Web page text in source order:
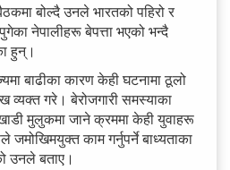
बोल्दै उनले भारतको पहिरो र
पुगेका नेपालीहरू बेपत्ता भएको भन्दै
हुन्।
बाढीका कारण केही घटनामा ठूलो
व्यक्त गरे। बेरोजगारी समस्याका
मुलुकमा जाने क्रममा केही युवाहरू
काम गर्नुपर्ने बाध्यताका
उनले बताए।